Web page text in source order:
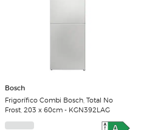
Bosch
Frigorífico Combi Bosch, Total No
Frost, 203 x 60cm - KGN392LAG